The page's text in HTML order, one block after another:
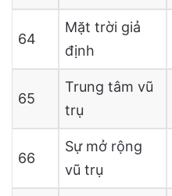
64
Mặt trời giả
định
65
Trung tâm vũ
trụ
66
Sự mở rộng
vũ trụ